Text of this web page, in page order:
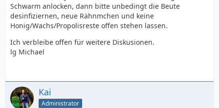
Schwarm anlocken, dann bitte unbedingt die Beute
desinfiziernen, neue Rähnmchen und keine
Honig/Wachs/Propolisreste offen stehen lassen.
Ich verbleibe offen für weitere Diskusionen.
lg Michael
Kai
Administrator